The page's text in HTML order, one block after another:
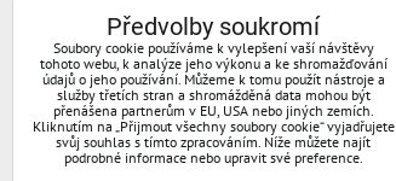
odběru novinek e-mailem
Odebírat
Předvolby soukromí
Soubory cookie používáme k vylepšení vaší návštěvy
tohoto webu, k analýze jeho výkonu a ke shromažďování
údajů o jeho používání. Můžeme k tomu použít nástroje a
služby třetích stran a shromážděná data mohou být
přenášena partnerům v EU, USA nebo jiných zemích.
Kliknutím na „Přijmout všechny soubory cookie“ vyjadřujete
svůj souhlas s tímto zpracováním. Níže můžete najít
podrobné informace nebo upravit své preference.